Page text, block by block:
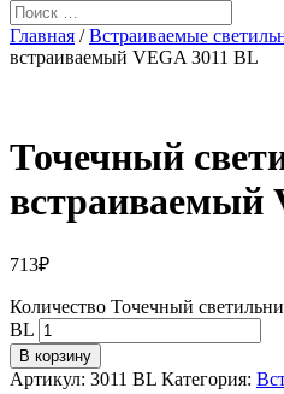
Главная /Встраиваемые
встраиваемый VEGA 3011 BL
Точечный
встраиваемый
713₽
Количество Точечный
BL
В корзину
Артикул: 3011 BL Категория: